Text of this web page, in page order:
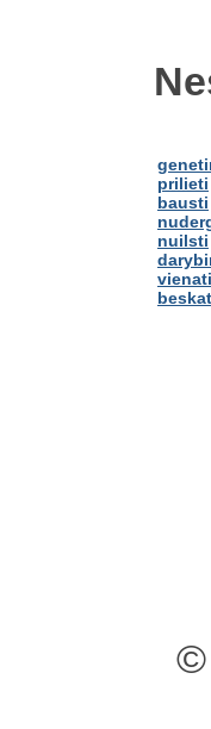
prilieti
bausti
nuilsti
©